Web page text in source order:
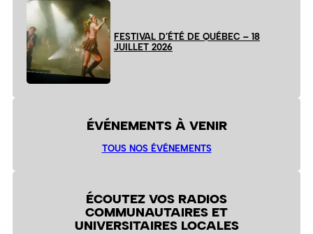
FESTIVAL D’ÉTÉ DE QUÉBEC – 18
JUILLET 2026
ÉVÉNEMENTS À VENIR
TOUS NOS ÉVÉNEMENTS
ÉCOUTEZ VOS RADIOS
COMMUNAUTAIRES ET
UNIVERSITAIRES LOCALES